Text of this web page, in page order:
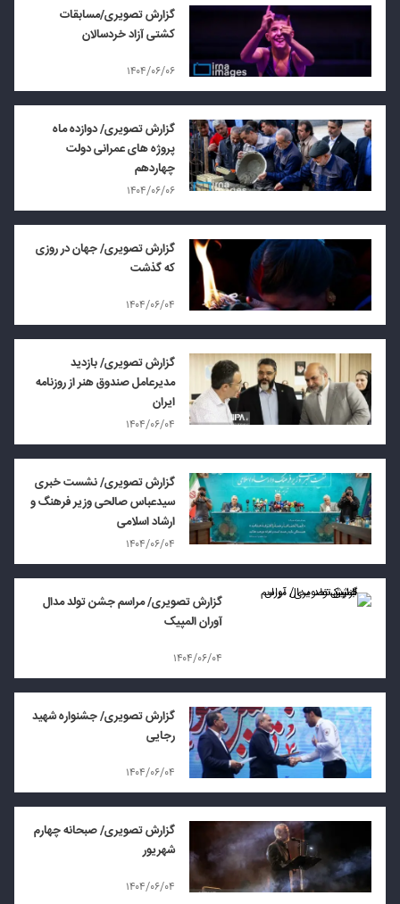
گزارش تصویری/مسابقات
کشتی آزاد خردسالان
۱۴۰۴/۰۶/۰۶
گزارش تصویری/ دوازده ماه
پروژه های عمرانی دولت
چهاردهم
۱۴۰۴/۰۶/۰۶
گزارش تصویری/ جهان در روزی
که گذشت
۱۴۰۴/۰۶/۰۴
گزارش تصویری/ بازدید
مدیرعامل صندوق هنر از روزنامه
ایران
۱۴۰۴/۰۶/۰۴
گزارش تصویری/ نشست خبری
سیدعباس صالحی وزیر فرهنگ و
ارشاد اسلامی
۱۴۰۴/۰۶/۰۴
گزارش تصویری/ مراسم جشن تولد مدال‌
آوران المپیک
۱۴۰۴/۰۶/۰۴
گزارش تصویری/ جشنواره شهید
رجایی
۱۴۰۴/۰۶/۰۴
گزارش تصویری/ صبحانه چهارم
شهریور
۱۴۰۴/۰۶/۰۴